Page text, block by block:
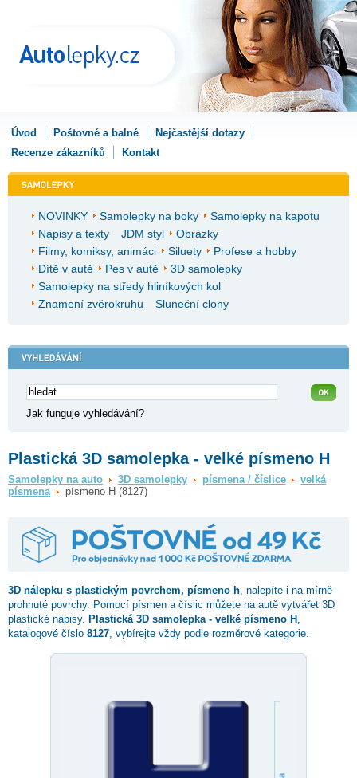
Úvod Poštovné a balné
Nejčastější dotazy
Recenze zákazníků
Kontakt
NOVINKY Samolepky na boky
Samolepky na kapotu
Nápisy a texty
JDM styl
Obrázky
Filmy, komiksy, animáci
Siluety
Profese a hobby
Dítě v autě
Pes v autě
3D samolepky
Samolepky na středy hliníkových kol
Znamení zvěrokruhu
Sluneční clony
Jak funguje vyhledávání?
Plastická 3D samolepka - velké písmeno H
Samolepky na auto 3D samolepky písmena / číslice
velká
písmena
písmeno H (8127)
3D nálepku s plastickým povrchem, písmeno h , nalepíte i na mírně
prohnuté povrchy. Pomocí písmen a číslic můžete na autě vytvářet 3D
plastické nápisy. Plastická 3D samolepka - velké písmeno H
katalogové číslo 8127 , vybírejte vždy podle rozměrové kategorie.